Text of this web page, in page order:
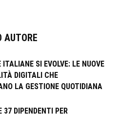
AUTORE
SI EVOLVE: LE NUOVE
DIGITALI CHE
LA GESTIONE QUOTIDIANA
37 DIPENDENTI PER